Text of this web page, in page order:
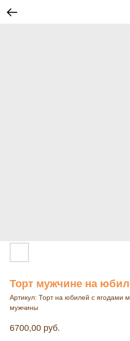
Торт мужчине на
Артикул: Торт на юбилей с ягодами
мужчины
6700,00 руб.